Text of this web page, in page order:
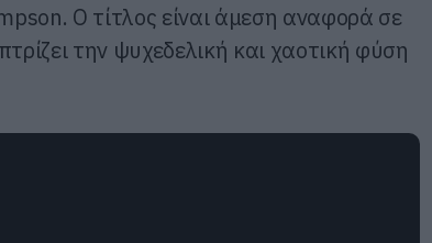
Ο τίτλος είναι άμεση αναφορά σε
την ψυχεδελική και χαοτική φύση